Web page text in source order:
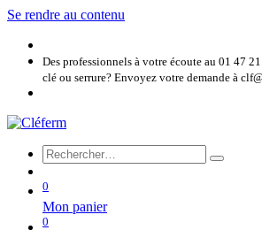
Se rendre au contenu
Des professionnels à votre écoute au 01 47
clé ou serrure? Envoyez votre demande à
0
Mon panier
0